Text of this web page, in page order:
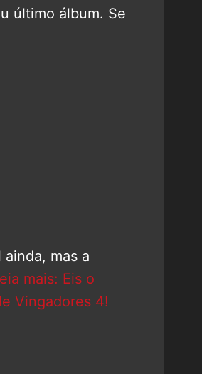
último álbum. Se
mas a
mais: Eis o
Vingadores 4!